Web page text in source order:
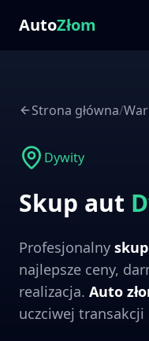
AutoZłom
Strona główna/
Dywity
Skup aut
Profesjonalny
najlepsze ceny,
realizacja. Auto
uczciwej